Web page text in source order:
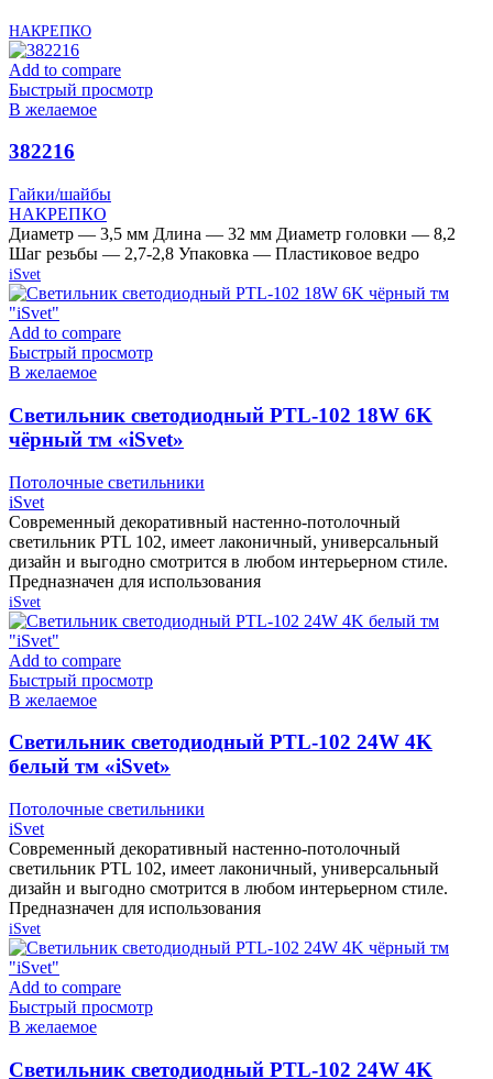
НАКРЕПКО
Add to compare
Быстрый просмотр
В желаемое
382216
Гайки/шайбы
НАКРЕПКО
Диаметр — 3,5 мм Длина — 32 мм Диаметр головки — 8,2
Шаг резьбы — 2,7-2,8 Упаковка — Пластиковое ведро
iSvet
Add to compare
Быстрый просмотр
В желаемое
Cветильник светодиодный PTL-102 18W 6K
чёрный тм «iSvet»
Потолочные светильники
iSvet
Современный декоративный настенно-потолочный
светильник PTL 102, имеет лаконичный, универсальный
дизайн и выгодно смотрится в любом интерьерном стиле.
Предназначен для использования
iSvet
Add to compare
Быстрый просмотр
В желаемое
Cветильник светодиодный PTL-102 24W 4K
белый тм «iSvet»
Потолочные светильники
iSvet
Современный декоративный настенно-потолочный
светильник PTL 102, имеет лаконичный, универсальный
дизайн и выгодно смотрится в любом интерьерном стиле.
Предназначен для использования
iSvet
Add to compare
Быстрый просмотр
В желаемое
Cветильник светодиодный PTL-102 24W 4K